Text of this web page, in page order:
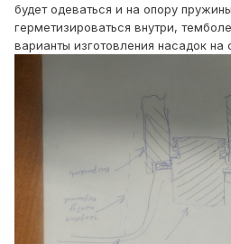
будет одеваться и на опору
герметизироваться внутри,
варианты изготовления насадок на